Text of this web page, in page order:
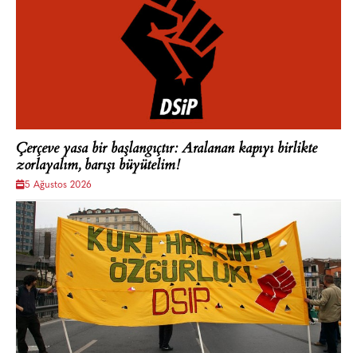
Çerçeve yasa bir başlangıçtır: Aralanan kapıyı birlikte
zorlayalım, barışı büyütelim!
5 Ağustos 2026